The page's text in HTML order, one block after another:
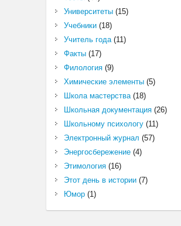
Университеты(15)
Учебники(18)
Учитель года(11)
Факты(17)
Филология(9)
Химические элементы(5)
Школа мастерства(18)
Школьная документация(26)
Школьному психологу(11)
Электронный журнал (57)
Энергосбережение(4)
Этимология(16)
Этот день в истории(7)
Юмор(1)